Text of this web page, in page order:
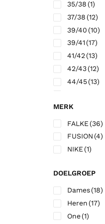
Korfbalschoenen outdoor
Squashschoenen
Volleybalschoenen
35/38(1)
37/38(12)
39/40(10)
39/41(17)
41/42(13)
42/43(12)
44/45(13)
46/48
49/50 (1)
L(1)
M(1)
XL(1)
MERK
FALKE(36)
FUSION(4)
NIKE(1)
DOELGROEP
Dames(18)
Heren(17)
One(1)